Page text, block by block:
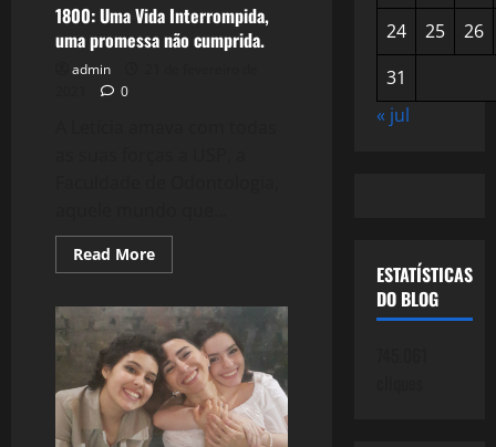
1800: Uma Vida Interrompida,
uma promessa não cumprida.
admin
0
Read MoreRead
more
Uma
Vida
Interrompida,
uma
promessa
não
cumprida.
24
25
26
31
« jul
ESTATÍSTICAS
DO BLOG